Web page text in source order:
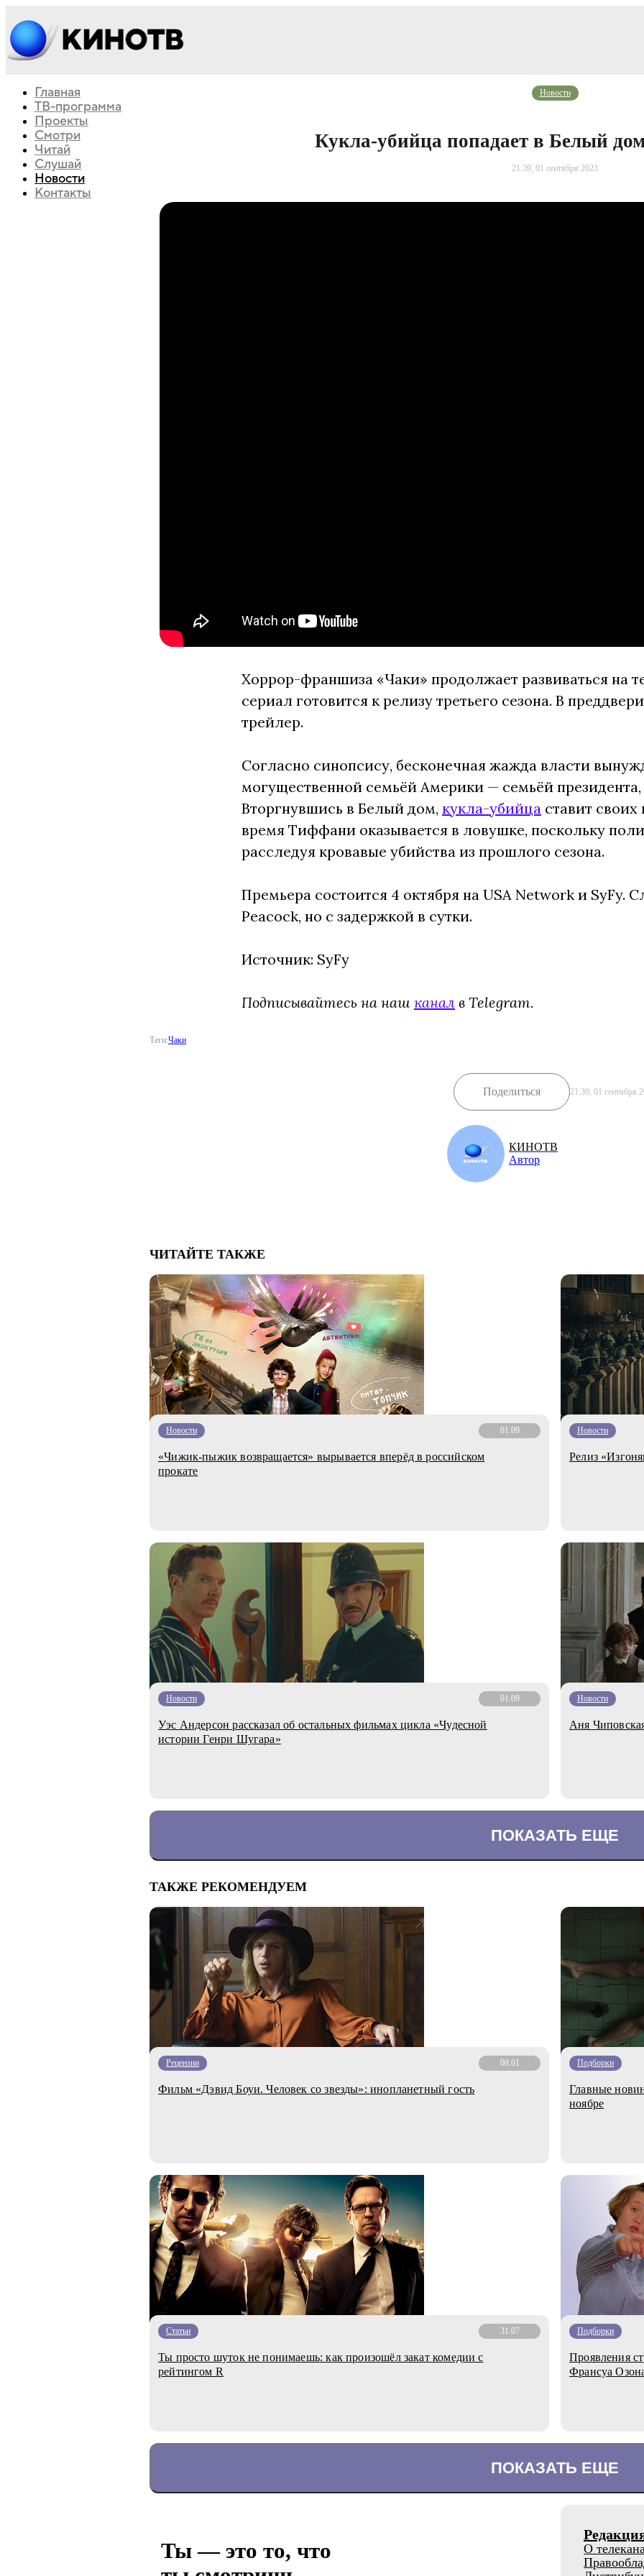
Главная
ТВ-программа
Проекты
Смотри
Читай
Слушай
Новости
Контакты
Новости
Кукла-убийца попадает в Белый
21:39, 01 сентября 2023
Хоррор-франшиза «Чаки» продолжает развиваться на
сериал готовится к релизу третьего сезона. В
трейлер.
Согласно синопсису, бесконечная жажда власти
могущественной семьёй Америки — семьёй
Вторгнувшись в Белый дом, кукла-убийца ставит своих
время Тиффани оказывается в ловушке, поскольку
расследуя кровавые убийства из прошлого сезона.
Премьера состоится 4 октября на USA Network и SyFy.
Peacock, но с задержкой в сутки.
Источник: SyFy
Подписывайтесь на наш канал в Telegram.
Теги:Чаки
Поделиться 21:39, 01 сентября
КИНОТВ
Автор
ЧИТАЙТЕ ТАКЖЕ
Новости 01.09
«Чижик-пыжик возвращается» вырывается вперёд в российском
прокате
Новости
Релиз
Новости 01.09
Уэс Андерсон рассказал об остальных фильмах цикла «Чудесной
истории Генри Шугара»
Новости
Аня
ПОКАЗАТЬ ЕЩЕ
ТАКЖЕ РЕКОМЕНДУЕМ
Рецензии 08.01
Фильм «Дэвид Боуи. Человек со звезды»: инопланетный гость
Подборки
Главные
ноябре
Статьи 31.07
Ты просто шуток не понимаешь: как произошёл закат комедии с
рейтингом R
Подборки
Проявления
Франсуа
ПОКАЗАТЬ ЕЩЕ
Ты — это то, что
О